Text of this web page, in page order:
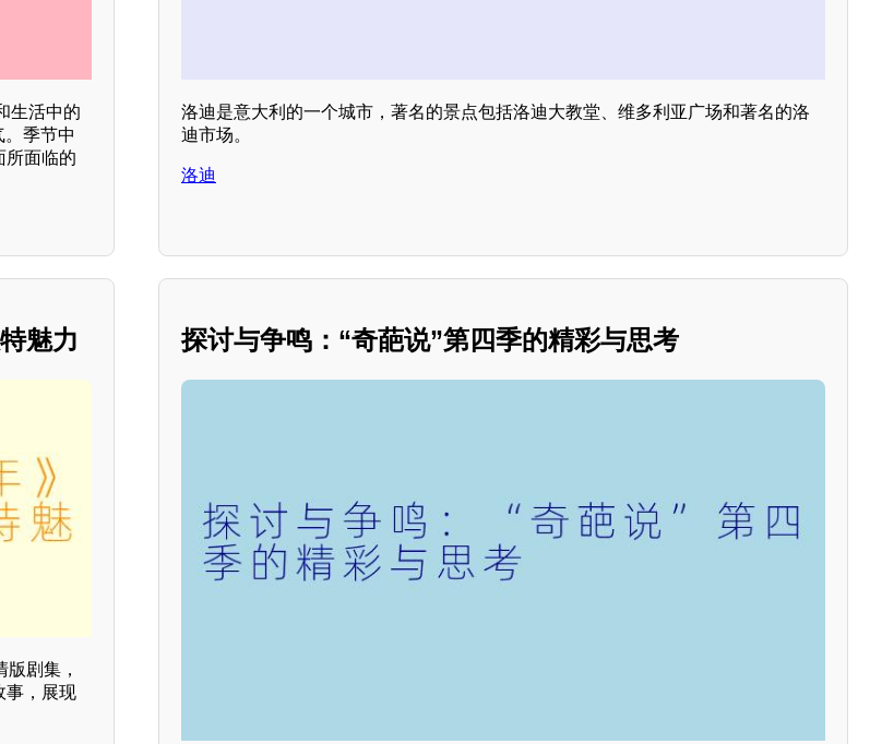
生活中的
季节中
所面临的
洛迪是意大利的一个城市，著名的景点包括洛迪大教堂、维多利亚广场和著名的洛
迪市场。
洛迪
魅力
剧集，
事，展现
探讨与争鸣：“奇葩说”第四季的精彩与思考